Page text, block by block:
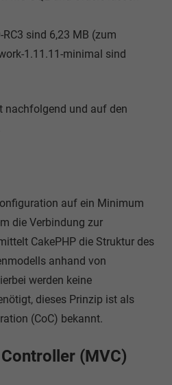
sind 6,23 MB (zum
1.11.11-minimal sind
nachfolgend und auf den
auf ein Minimum
die Verbindung zur
CakePHP die Struktur des
anhand von
werden keine
dieses Prinzip ist als
(CoC) bekannt.
(MVC)